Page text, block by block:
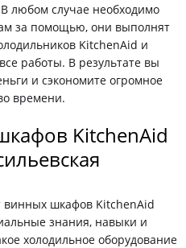
любом случае необходимо
за помощью, они выполнят
KitchenAid и
работы. В результате вы
и сэкономите огромное
времени.
KitchenAid
шкафов KitchenAid
знания, навыки и
холодильное оборудование